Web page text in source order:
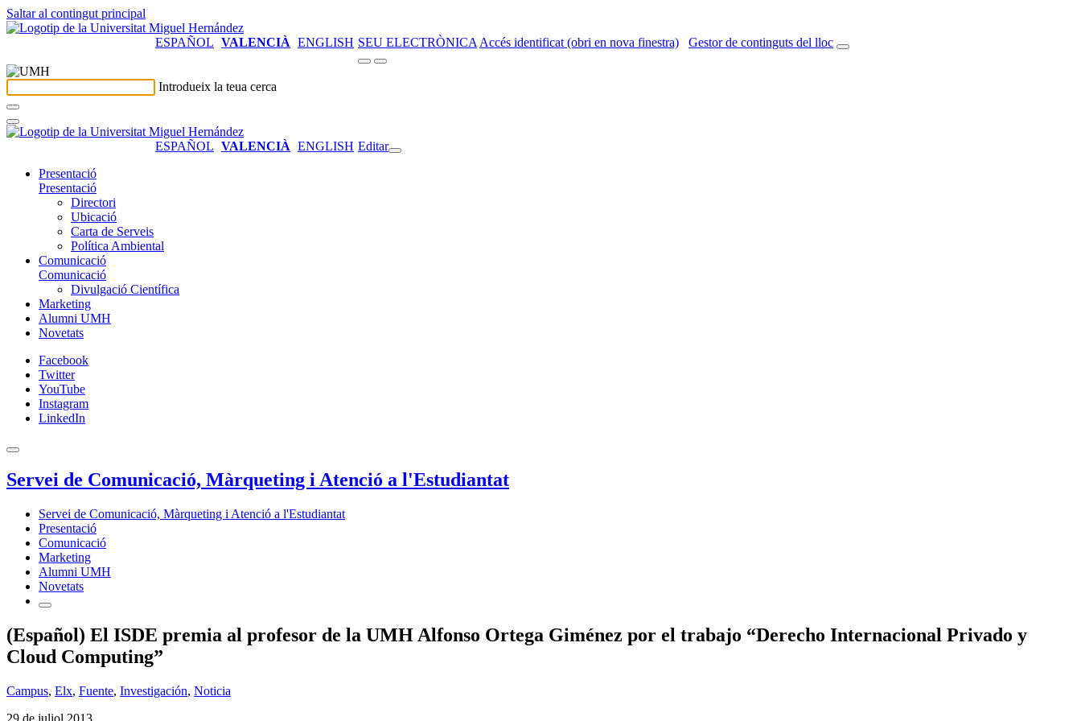
Saltar al contingut principal
ESPAÑOL VALENCIÀ ENGLISH SEU ELECTRÒNICA Accés identificat (obri en nova finestra) Gestor de continguts del lloc
Introdueix la teua cerca
ESPAÑOL VALENCIÀ ENGLISH Editar
Presentació
Presentació
Directori
Ubicació
Carta de Serveis
Política Ambiental
Comunicació
Comunicació
Divulgació Científica
Marketing
Alumni UMH
Novetats
Facebook
Twitter
YouTube
Instagram
LinkedIn
Servei de Comunicació, Màrqueting i Atenció a l'Estudiantat
Servei de Comunicació, Màrqueting i Atenció a l'Estudiantat
Presentació
Comunicació
Marketing
Alumni UMH
Novetats
(Español) El ISDE premia al profesor de la UMH Alfonso Ortega Giménez por el trabajo “Derecho Internacional Privado y
Cloud Computing”
Campus, Elx, Fuente, Investigación, Noticia
29 de juliol 2013